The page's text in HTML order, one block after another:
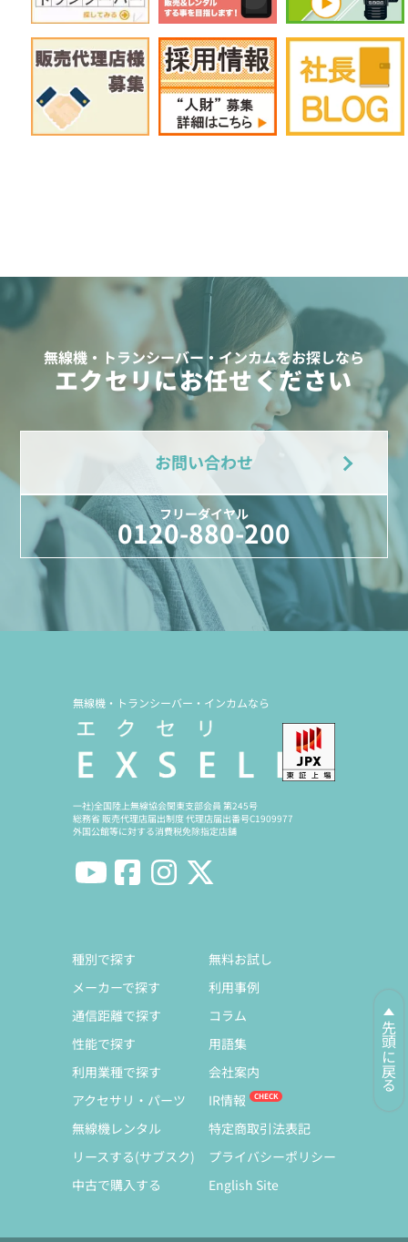
無線機・トランシーバー・インカムをお探しなら
エクセリにお任せください
お問い合わせ
フリーダイヤル
0120-880-200
先頭に戻る
無線機・トランシーバー・インカムなら
一社)全国陸上無線協会関東支部会員 第245号
総務省 販売代理店届出制度 代理店届出番号C1909977
外国公館等に対する消費税免除指定店舗
種別で探す
メーカーで探す
通信距離で探す
性能で探す
利用業種で探す
アクセサリ・パーツ
無線機レンタル
リースする(サブスク)
中古で購入する
無料お試し
利用事例
コラム
用語集
会社案内
IR情報
特定商取引法表記
プライバシーポリシー
English Site